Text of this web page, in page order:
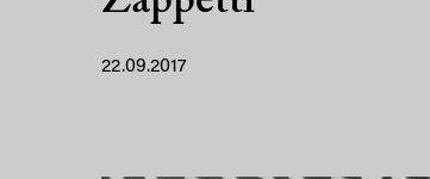
22.09.2017